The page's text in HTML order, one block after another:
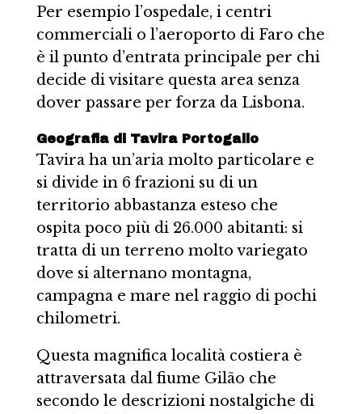
Per esempio l’ospedale, i centri
commerciali o l’aeroporto di Faro che
è il punto d’entrata principale per chi
decide di visitare questa area senza
dover passare per forza da Lisbona.
Geografia di Tavira Portogallo
Tavira ha un’aria molto particolare e
si divide in 6 frazioni su di un
territorio abbastanza esteso che
ospita poco più di 26.000 abitanti: si
tratta di un terreno molto variegato
dove si alternano montagna,
campagna e mare nel raggio di pochi
chilometri.
Questa magnifica località costiera è
attraversata dal fiume Gilão che
secondo le descrizioni nostalgiche di